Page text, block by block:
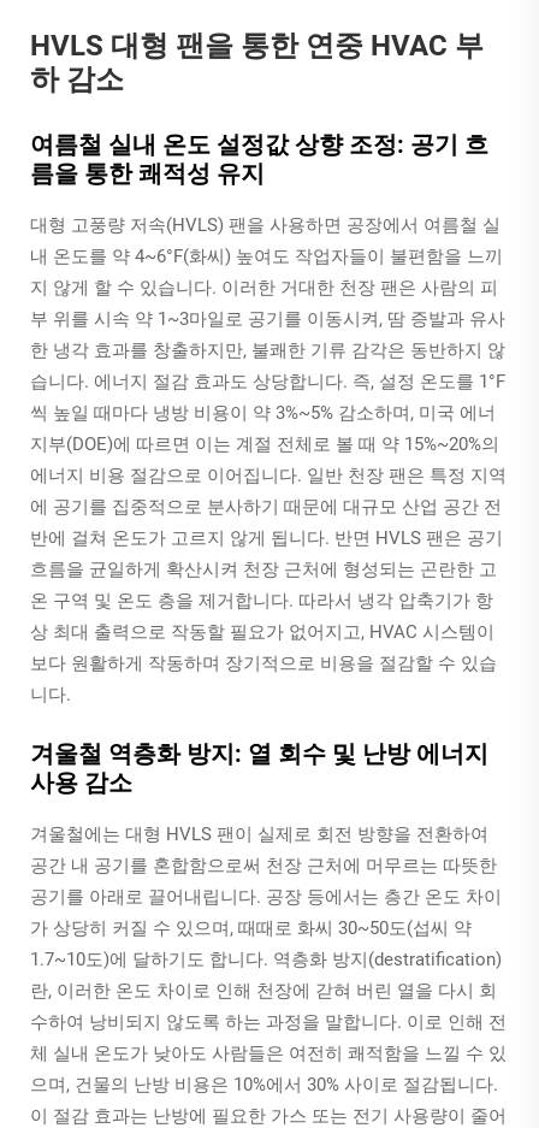
HVLS 대형 팬을 통한 연중 HVAC 부
하 감소
여름철 실내 온도 설정값 상향 조정: 공기 흐
름을 통한 쾌적성 유지
대형 고풍량 저속(HVLS) 팬을 사용하면 공장에서 여름철 실
내 온도를 약 4~6°F(화씨) 높여도 작업자들이 불편함을 느끼
지 않게 할 수 있습니다. 이러한 거대한 천장 팬은 사람의 피
부 위를 시속 약 1~3마일로 공기를 이동시켜, 땀 증발과 유사
한 냉각 효과를 창출하지만, 불쾌한 기류 감각은 동반하지 않
습니다. 에너지 절감 효과도 상당합니다. 즉, 설정 온도를 1°F
씩 높일 때마다 냉방 비용이 약 3%~5% 감소하며, 미국 에너
지부(DOE)에 따르면 이는 계절 전체로 볼 때 약 15%~20%의
에너지 비용 절감으로 이어집니다. 일반 천장 팬은 특정 지역
에 공기를 집중적으로 분사하기 때문에 대규모 산업 공간 전
반에 걸쳐 온도가 고르지 않게 됩니다. 반면 HVLS 팬은 공기
흐름을 균일하게 확산시켜 천장 근처에 형성되는 곤란한 고
온 구역 및 온도 층을 제거합니다. 따라서 냉각 압축기가 항
상 최대 출력으로 작동할 필요가 없어지고, HVAC 시스템이
보다 원활하게 작동하며 장기적으로 비용을 절감할 수 있습
니다.
겨울철 역층화 방지: 열 회수 및 난방 에너지
사용 감소
겨울철에는 대형 HVLS 팬이 실제로 회전 방향을 전환하여
공간 내 공기를 혼합함으로써 천장 근처에 머무르는 따뜻한
공기를 아래로 끌어내립니다. 공장 등에서는 층간 온도 차이
가 상당히 커질 수 있으며, 때때로 화씨 30~50도(섭씨 약
1.7~10도)에 달하기도 합니다. 역층화 방지(destratification)
란, 이러한 온도 차이로 인해 천장에 갇혀 버린 열을 다시 회
수하여 낭비되지 않도록 하는 과정을 말합니다. 이로 인해 전
체 실내 온도가 낮아도 사람들은 여전히 쾌적함을 느낄 수 있
으며, 건물의 난방 비용은 10%에서 30% 사이로 절감됩니다.
이 절감 효과는 난방에 필요한 가스 또는 전기 사용량이 줄어